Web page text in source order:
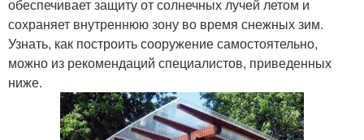
обеспечивает защиту от солнечных лучей летом и
сохраняет внутреннюю зону во время снежных зим.
Узнать, как построить сооружение самостоятельно,
можно из рекомендаций специалистов, приведенных
ниже.